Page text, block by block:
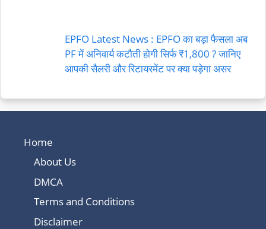
EPFO Latest News : EPFO का बड़ा फैसला अब
PF में अनिवार्य कटौती होगी सिर्फ ₹1,800 ? जानिए
आपकी सैलरी और रिटायरमेंट पर क्या पड़ेगा असर
Home
About Us
DMCA
Terms and Conditions
Disclaimer